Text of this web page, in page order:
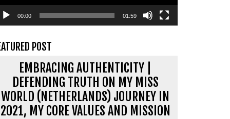
00:00 01:59
POST
EMBRACING AUTHENTICITY |
DEFENDING TRUTH ON MY MISS
WORLD (NETHERLANDS) JOURNEY IN
2021, MY CORE VALUES AND MISSION